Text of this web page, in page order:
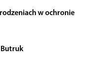
w ochronie
Butruk